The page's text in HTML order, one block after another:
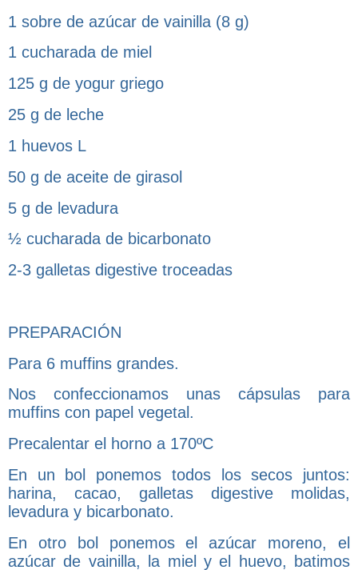
1 sobre de azúcar de vainilla (8 g)
1 cucharada de miel
125 g de yogur griego
25 g de leche
1 huevos L
50 g de aceite de girasol
5 g de levadura
½ cucharada de bicarbonato
2-3 galletas digestive troceadas
PREPARACIÓN
Para 6 muffins grandes.
Nos confeccionamos unas cápsulas para
muffins con papel vegetal.
Precalentar el horno a 170ºC
En un bol ponemos todos los secos juntos:
harina, cacao, galletas digestive molidas,
levadura y bicarbonato.
En otro bol ponemos el azúcar moreno, el
azúcar de vainilla, la miel y el huevo, batimos